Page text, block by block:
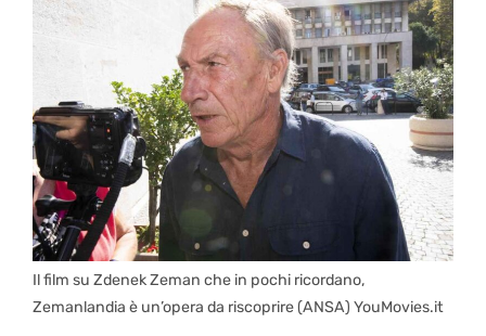
Il film su Zdenek Zeman che in pochi ricordano,
Zemanlandia è un’opera da riscoprire (ANSA) YouMovies.it